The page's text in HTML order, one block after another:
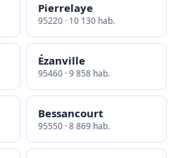
Pierrelaye
95220 · 10 130 hab.
Ézanville
95460 · 9 858 hab.
Bessancourt
95550 · 8 869 hab.